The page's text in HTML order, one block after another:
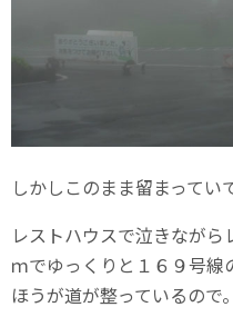
しかしこのまま留まってい
レストハウスで泣きなが
ｍでゆっくりと１６９号線
ほうが道が整っているので。